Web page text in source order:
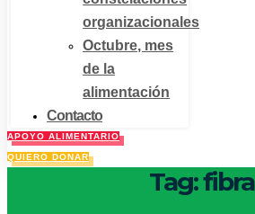
organizacionales
Octubre, mes
de la
alimentación
Contacto
APOYO ALIMENTARIO
QUIERO DONAR
Tag: fibra